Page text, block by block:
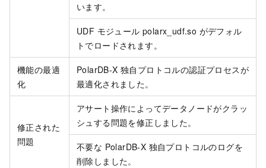
います。
UDF モジュール polarx_udf.so がデフォル
トでロードされます。
機能の最適
化
PolarDB-X 独自プロトコルの認証プロセスが
最適化されました。
修正された
問題
アサート操作によってデータノードがクラッ
シュする問題を修正しました。
不要な PolarDB-X 独自プロトコルのログを
削除しました。